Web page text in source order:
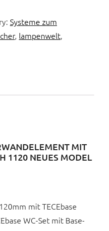
Systeme zum
, lampenwelt,
MIT
1120 NEUES MODEL
mit TECEbase
WC-Set mit Base-